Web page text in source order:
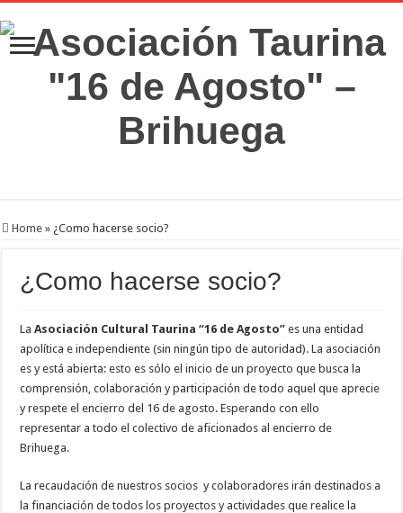
Home » ¿Como hacerse socio?
¿Como hacerse socio?
LaAsociación Cultural Taurina “16 de Agosto” es una entidad
apolítica e independiente (sin ningún tipo de autoridad). La asociación
es y está abierta: esto es sólo el inicio de un proyecto que busca la
comprensión, colaboración y participación de todo aquel que aprecie
y respete el encierro del 16 de agosto. Esperando con ello
representar a todo el colectivo de aficionados al encierro de
Brihuega.
La recaudación de nuestros socios y colaboradores irán destinados a
la financiación de todos los proyectos y actividades que realice la